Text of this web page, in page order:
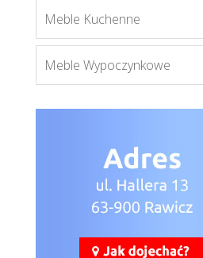
Meble Kuchenne
Meble Wypoczynkowe